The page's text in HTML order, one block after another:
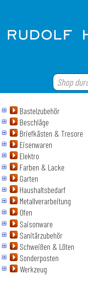
Bastelzubehör
Beschläge
Briefkästen & Tresore
Eisenwaren
Elektro
Farben & Lacke
Garten
Haushaltsbedarf
Metallverarbeitung
Ofen
Saisonware
Sanitärzubehör
Schweißen & Löten
Sonderposten
Werkzeug